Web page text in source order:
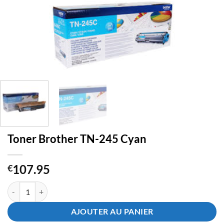
Toner Brother TN-245 Cyan
€107.95
quantité de Toner Brother TN-245 Cyan
AJOUTER AU PANIER